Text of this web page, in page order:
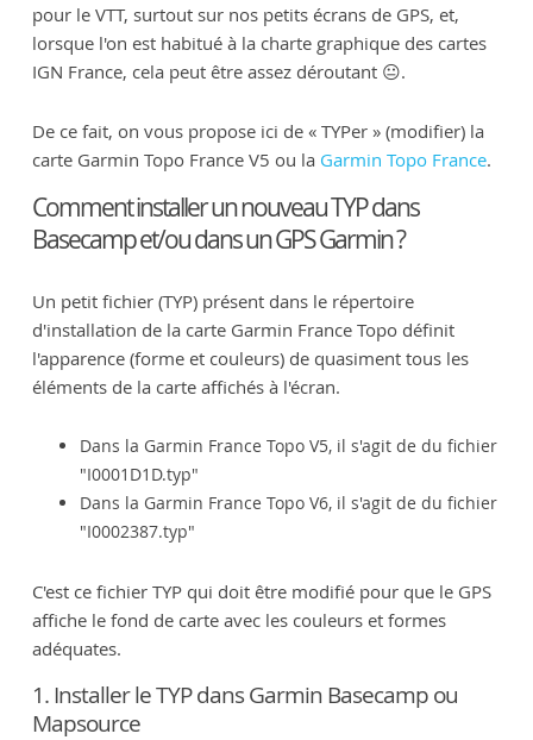
pour le VTT, surtout sur nos petits écrans de GPS, et,
lorsque l'on est habitué à la charte graphique des cartes
IGN France, cela peut être assez déroutant 😐.
De ce fait, on vous propose ici de « TYPer » (modifier) la
carte Garmin Topo France V5 ou la Garmin Topo France.
Comment installer un nouveau TYP dans
Basecamp et/ou dans un GPS Garmin ?
Un petit fichier (TYP) présent dans le répertoire
d'installation de la carte Garmin France Topo définit
l'apparence (forme et couleurs) de quasiment tous les
éléments de la carte affichés à l'écran.
Dans la Garmin France Topo V5, il s'agit de du fichier
"I0001D1D.typ"
Dans la Garmin France Topo V6, il s'agit de du fichier
"I0002387.typ"
C'est ce fichier TYP qui doit être modifié pour que le GPS
affiche le fond de carte avec les couleurs et formes
adéquates.
1. Installer le TYP dans Garmin Basecamp ou
Mapsource